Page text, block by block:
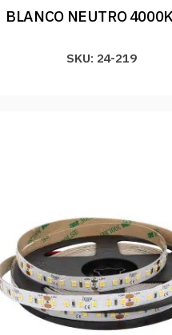
BLANCO NEUTRO
SKU: 24-219